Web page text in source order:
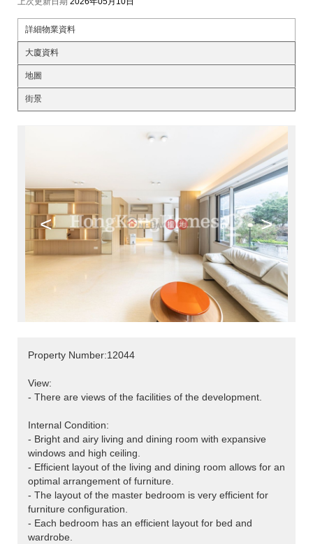
詳細物業資料
大廈資料
地圖
街景
< >
Property Number:12044
View:
- There are views of the facilities of the development.
Internal Condition:
- Bright and airy living and dining room with expansive
windows and high ceiling.
- Efficient layout of the living and dining room allows for an
optimal arrangement of furniture.
- The layout of the master bedroom is very efficient for
furniture configuration.
- Each bedroom has an efficient layout for bed and
wardrobe.